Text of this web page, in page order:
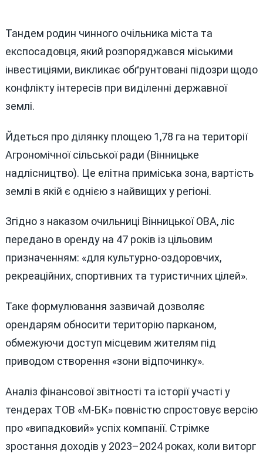
Тандем родин чинного очільника міста та
експосадовця, який розпоряджався міськими
інвестиціями, викликає обґрунтовані підозри щодо
конфлікту інтересів при виділенні державної
землі.
Йдеться про ділянку площею 1,78 га на території
Агрономічної сільської ради (Вінницьке
надлісництво). Це елітна приміська зона, вартість
землі в якій є однією з найвищих у регіоні.
Згідно з наказом очильниці Вінницької ОВА, ліс
передано в оренду на 47 років із цільовим
призначенням: «для культурно-оздоровчих,
рекреаційних, спортивних та туристичних цілей».
Таке формулювання зазвичай дозволяє
орендарям обносити територію парканом,
обмежуючи доступ місцевим жителям під
приводом створення «зони відпочинку».
Аналіз фінансової звітності та історії участі у
тендерах ТОВ «М-БК» повністю спростовує версію
про «випадковий» успіх компанії. Стрімке
зростання доходів у 2023–2024 роках, коли виторг